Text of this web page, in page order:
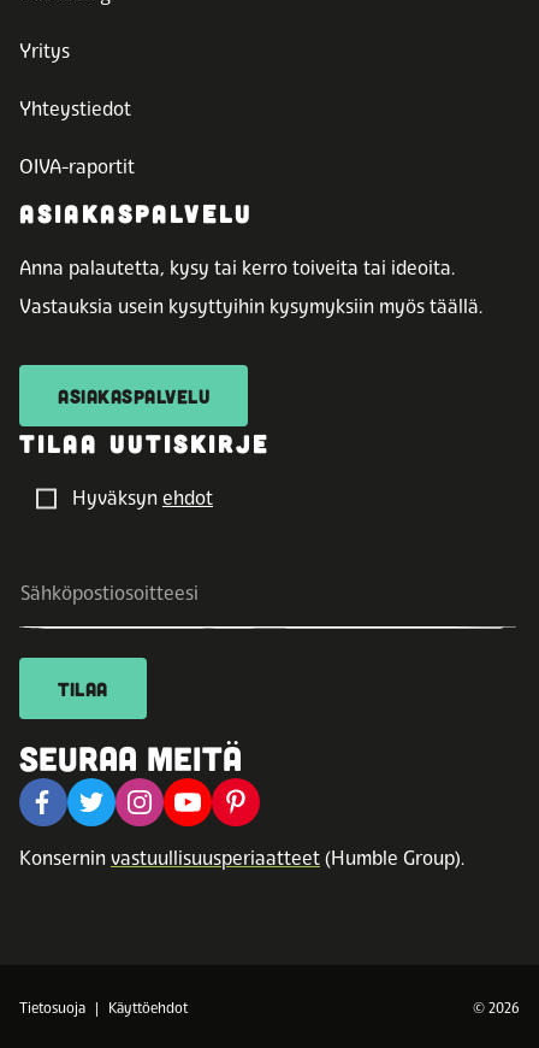
Yritys
Yhteystiedot
OIVA-raportit
ASIAKASPALVELU
Anna palautetta, kysy tai kerro toiveita tai ideoita.
Vastauksia usein kysyttyihin kysymyksiin myös täällä.
ASIAKASPALVELU
TILAA UUTISKIRJE
Hyväksyn ehdot
TILAA
SEURAA MEITÄ
Konsernin vastuullisuusperiaatteet (Humble Group).
Tietosuoja Käyttöehdot © 2026